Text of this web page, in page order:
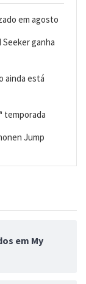
em agosto
Seeker ganha
ainda está
temporada
Jump
em My